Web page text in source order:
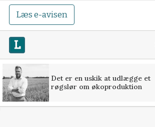
Læs e-avisen
Det er en uskik at udlægge et
røgslør om økoproduktion